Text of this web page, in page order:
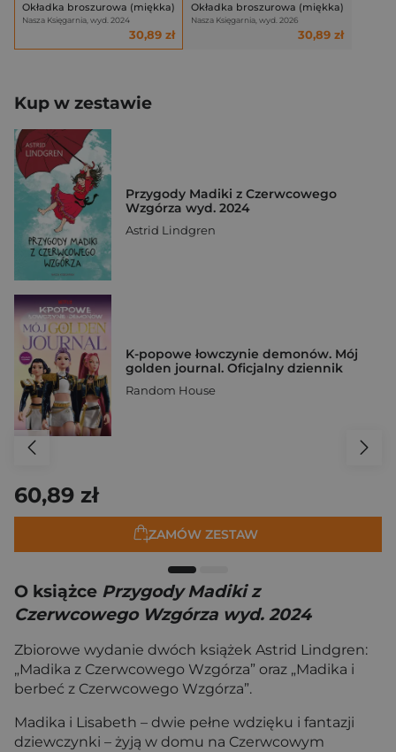
Okładka broszurowa (miękka)
Nasza Księgarnia, wyd. 2024
30,89 zł
Okładka broszurowa (miękka)
Nasza Księgarnia, wyd. 2026
30,89 zł
Kup w zestawie
Przygody Madiki z Czerwcowego
Wzgórza wyd. 2024
Astrid Lindgren
K-popowe łowczynie demonów. Mój
golden journal. Oficjalny dziennik
Random House
60,89 zł
ZAMÓW ZESTAW
O książce Przygody Madiki z
Czerwcowego Wzgórza wyd. 2024
Zbiorowe wydanie dwóch książek Astrid Lindgren:
„Madika z Czerwcowego Wzgórza” oraz „Madika i
berbeć z Czerwcowego Wzgórza”.
Madika i Lisabeth – dwie pełne wdzięku i fantazji
dziewczynki – żyją w domu na Czerwcowym